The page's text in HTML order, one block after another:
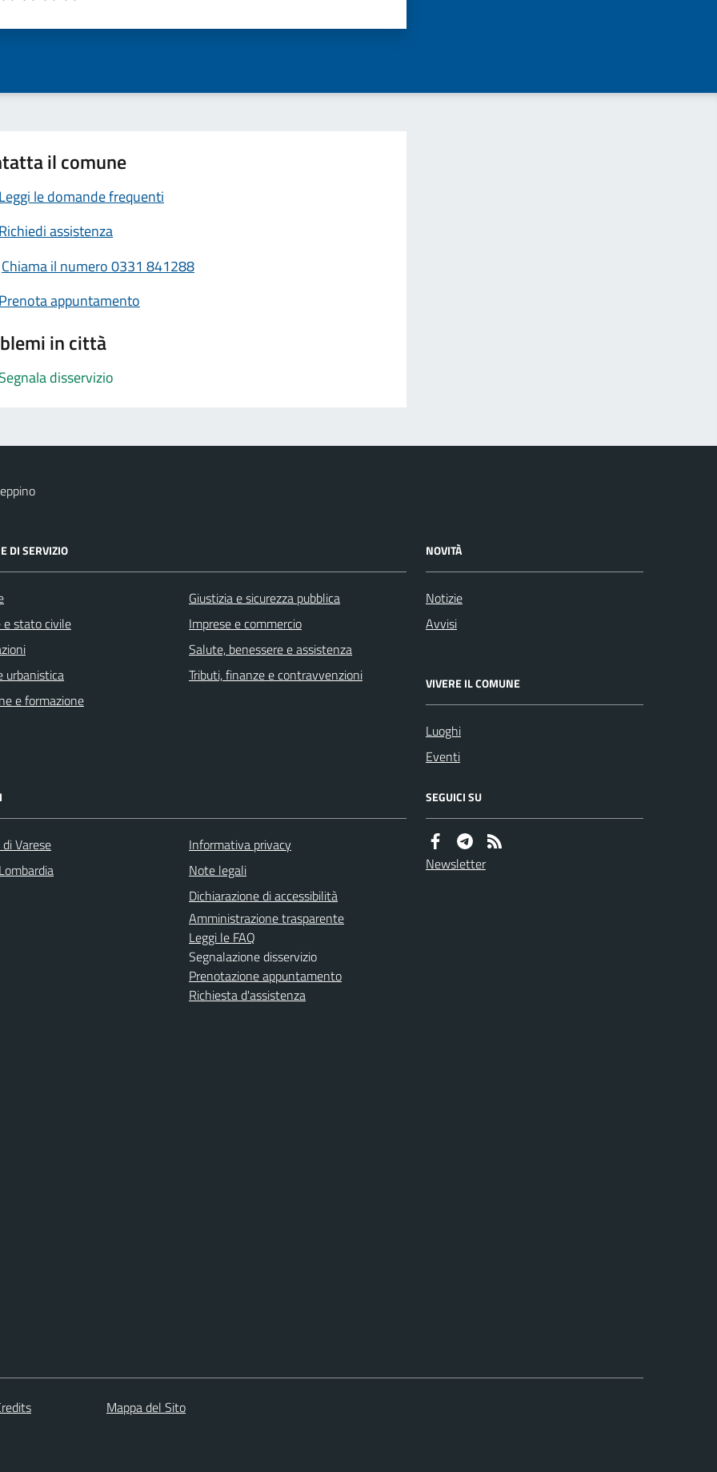
il comune
Leggi le domande frequenti
Richiedi assistenza
Chiama il numero 0331 841288
Prenota appuntamento
in città
Segnala disservizio
DI SERVIZIO
e stato civile
urbanistica
e formazione
Giustizia e sicurezza pubblica
Imprese e commercio
Salute, benessere e assistenza
Tributi, finanze e contravvenzioni
NOVITÀ
Notizie
Avvisi
VIVERE IL COMUNE
Luoghi
Eventi
Varese
Informativa privacy
Note legali
Dichiarazione di accessibilità
Amministrazione trasparente
Leggi le FAQ
Segnalazione disservizio
Prenotazione appuntamento
Richiesta d'assistenza
SEGUICI SU
Newsletter
Mappa del Sito